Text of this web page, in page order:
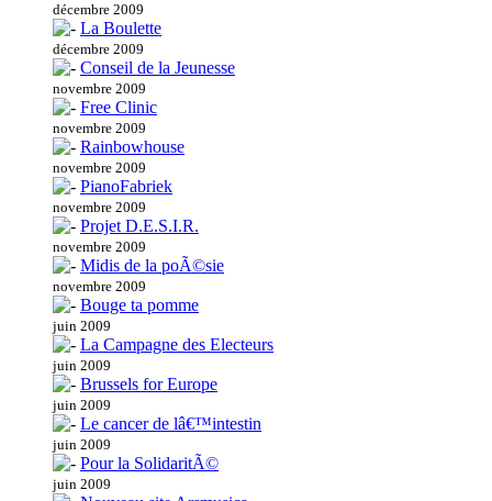
décembre 2009
La Boulette
décembre 2009
Conseil de la Jeunesse
novembre 2009
Free Clinic
novembre 2009
Rainbowhouse
novembre 2009
PianoFabriek
novembre 2009
Projet D.E.S.I.R.
novembre 2009
Midis de la poÃ©sie
novembre 2009
Bouge ta pomme
juin 2009
La Campagne des Electeurs
juin 2009
Brussels for Europe
juin 2009
Le cancer de lâ€™intestin
juin 2009
Pour la SolidaritÃ©
juin 2009